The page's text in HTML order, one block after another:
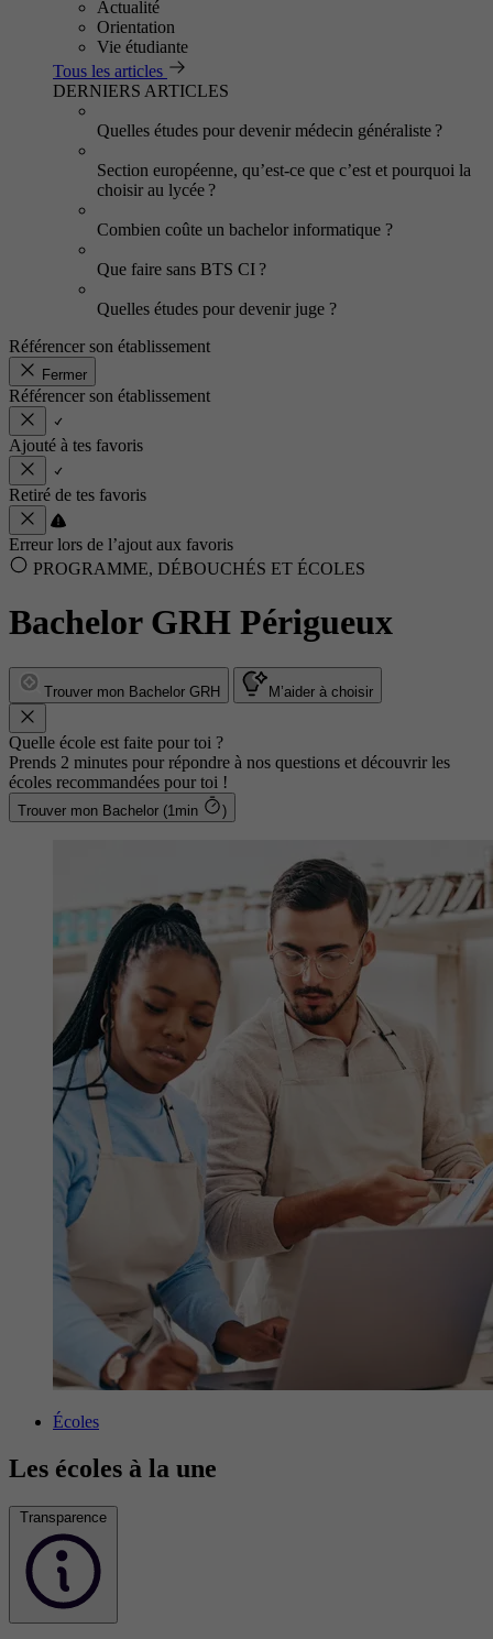
Actualité
Orientation
Vie étudiante
Tous les articles
DERNIERS ARTICLES
Quelles études pour devenir médecin généraliste ?
Section européenne, qu’est-ce que c’est et pourquoi la
choisir au lycée ?
Combien coûte un bachelor informatique ?
Que faire sans BTS CI ?
Quelles études pour devenir juge ?
Référencer son établissement
Fermer
Référencer son établissement
Ajouté à tes favoris
Retiré de tes favoris
Erreur lors de l’ajout aux favoris
PROGRAMME, DÉBOUCHÉS ET ÉCOLES
Bachelor GRH Périgueux
Trouver mon Bachelor GRH M’aider à choisir
Quelle école est faite pour toi ?
Prends 2 minutes pour répondre à nos questions et découvrir les
écoles recommandées pour toi !
Trouver mon Bachelor (1min )
Écoles
Les écoles à la une
Transparence